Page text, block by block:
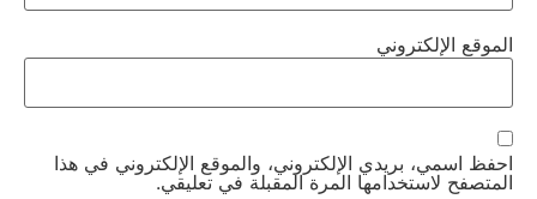
الموقع الإلكتروني
احفظ اسمي، بريدي الإلكتروني، والموقع الإلكتروني في هذا
المتصفح لاستخدامها المرة المقبلة في تعليقي.